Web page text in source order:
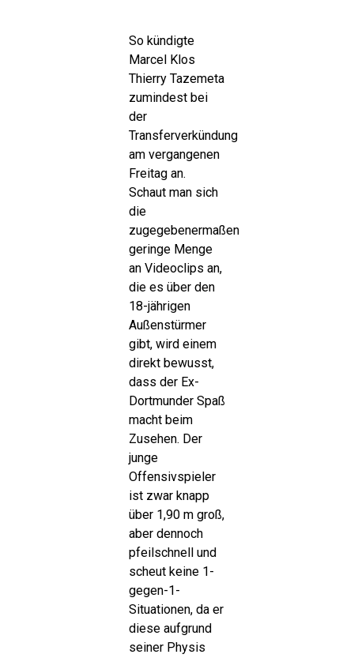
So kündigte
Marcel Klos
Thierry Tazemeta
zumindest bei
der
Transferverkündung
am vergangenen
Freitag an.
Schaut man sich
die
zugegebenermaßen
geringe Menge
an Videoclips an,
die es über den
18-jährigen
Außenstürmer
gibt, wird einem
direkt bewusst,
dass der Ex-
Dortmunder Spaß
macht beim
Zusehen. Der
junge
Offensivspieler
ist zwar knapp
über 1,90 m groß,
aber dennoch
pfeilschnell und
scheut keine 1-
gegen-1-
Situationen, da er
diese aufgrund
seiner Physis